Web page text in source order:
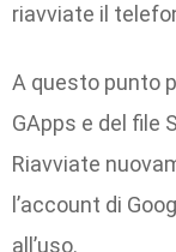
riavviate il
A questo punto
GApps e del file
Riavviate
l’account di
all’uso.